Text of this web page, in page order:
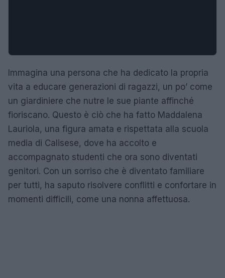
Immagina una persona che ha dedicato la propria
vita a educare generazioni di ragazzi, un po’ come
un giardiniere che nutre le sue piante affinché
fioriscano. Questo è ciò che ha fatto Maddalena
Lauriola, una figura amata e rispettata alla scuola
media di Calisese, dove ha accolto e
accompagnato studenti che ora sono diventati
genitori. Con un sorriso che è diventato familiare
per tutti, ha saputo risolvere conflitti e confortare in
momenti difficili, come una nonna affettuosa.